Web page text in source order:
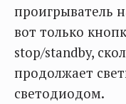
проигрыватель
вот только
stop/standby,
продолжает
светодиодом.